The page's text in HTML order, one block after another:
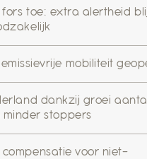
fors toe: extra alertheid
mobiliteit
dankzij groei
stoppers
compensatie voor niet-